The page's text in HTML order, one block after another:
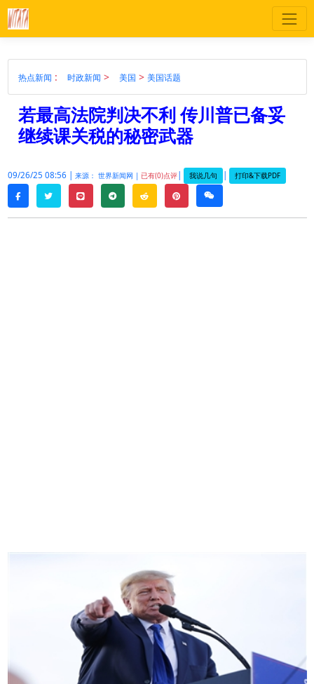
热点新闻 : 时政新闻 > 美国 > 美国话题
若最高法院判决不利 传川普已备妥
继续课关税的秘密武器
09/26/25 08:56 | 来源： 世界新闻网 | 已有(0)点评| 我说几句 | 打印&下载PDF
facebooktwitterline telegramreddit pinterestweixin